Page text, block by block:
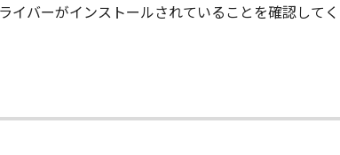
イバーがインストールされていることを確認してく